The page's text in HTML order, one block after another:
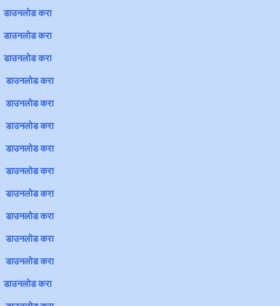
डाउनलोड करा
डाउनलोड करा
डाउनलोड करा
डाउनलोड करा
डाउनलोड करा
डाउनलोड करा
डाउनलोड करा
डाउनलोड करा
डाउनलोड करा
डाउनलोड करा
डाउनलोड करा
डाउनलोड करा
डाउनलोड करा